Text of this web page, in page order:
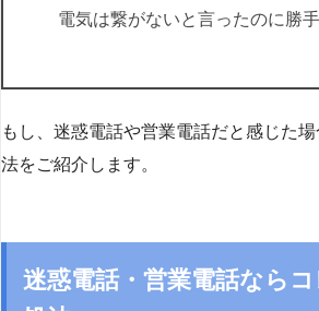
電気は繋がないと言ったのに勝
もし、迷惑電話や営業電話だと感じた
法をご紹介します。
迷惑電話・営業電話なら